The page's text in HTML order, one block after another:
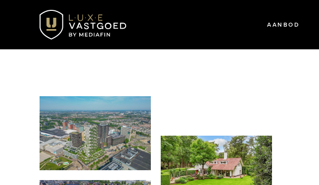
AANBOD